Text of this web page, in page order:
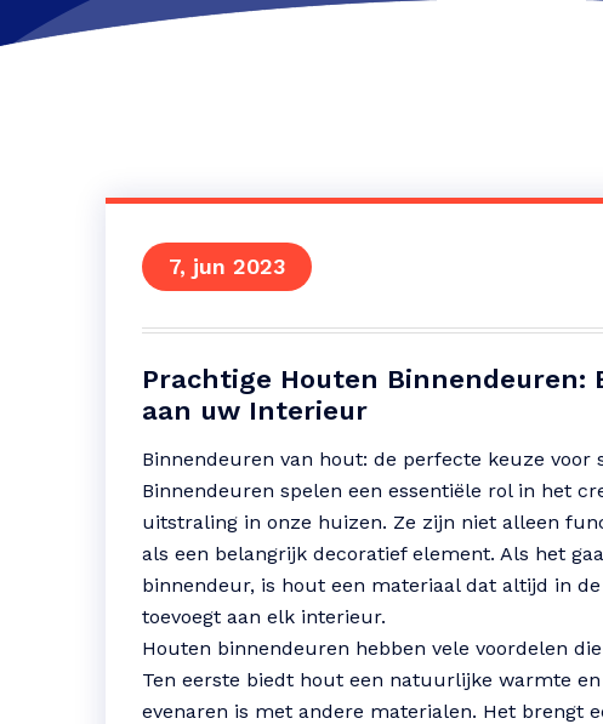
7, jun 2023
Prachtige Houten Binnendeuren:
aan uw Interieur
Binnendeuren van hout: de perfecte keuze voor
Binnendeuren spelen een essentiële rol in het
uitstraling in onze huizen. Ze zijn niet alleen
als een belangrijk decoratief element. Als het
binnendeur, is hout een materiaal dat altijd in
toevoegt aan elk interieur.
Houten binnendeuren hebben vele voordelen
Ten eerste biedt hout een natuurlijke warmte
evenaren is met andere materialen. Het brengt